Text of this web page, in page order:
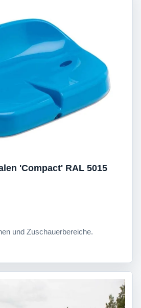
'Compact' RAL 5015
und Zuschauerbereiche.